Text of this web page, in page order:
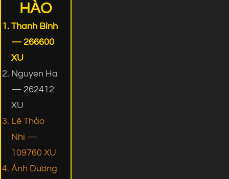
HÀO
Thanh Bình
— 266600
XU
Nguyen Ha
— 262412
XU
Lê Thảo
Nhi —
109760 XU
Ánh Dương